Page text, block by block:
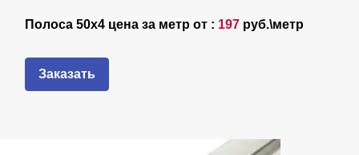
Полоса 50х4 цена за метр от : 197 руб.\метр
Заказать